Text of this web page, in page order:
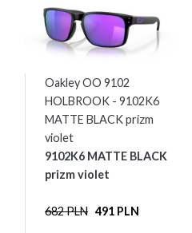
Oakley OO 9102
HOLBROOK - 9102K6
MATTE BLACK prizm
violet
9102K6 MATTE BLACK
prizm violet
682 PLN 491 PLN